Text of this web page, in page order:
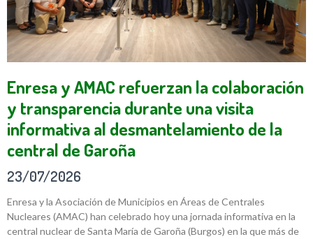
Enresa y AMAC refuerzan la colaboración
y transparencia durante una visita
informativa al desmantelamiento de la
central de Garoña
23/07/2026
Enresa y la Asociación de Municipios en Áreas de Centrales
Nucleares (AMAC) han celebrado hoy una jornada informativa en la
central nuclear de Santa María de Garoña (Burgos) en la que más de